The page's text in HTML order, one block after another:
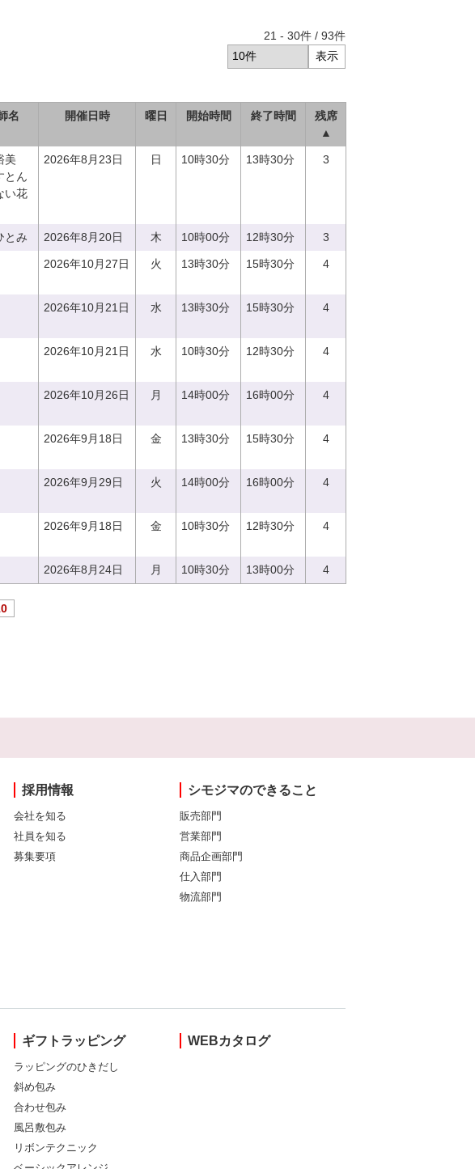
21 - 30件 / 93件
名 開催日時 曜日 開始時間 終了時間
残席
▲
美
とん
い花
2026年8月23日 日 10時30分 13時30分 3
とみ 2026年8月20日 木 10時00分 12時30分 3
2026年10月27日 火 13時30分 15時30分 4
2026年10月21日 水 13時30分 15時30分 4
2026年10月21日 水 10時30分 12時30分 4
2026年10月26日 月 14時00分 16時00分 4
2026年9月18日 金 13時30分 15時30分 4
2026年9月29日 火 14時00分 16時00分 4
2026年9月18日 金 10時30分 12時30分 4
2026年8月24日 月 10時30分 13時00分 4
採用情報
会社を知る
社員を知る
募集要項
シモジマのできること
販売部門
営業部門
商品企画部門
仕入部門
物流部門
ギフトラッピング
ラッピングのひきだし
斜め包み
合わせ包み
風呂敷包み
リボンテクニック
WEBカタログ